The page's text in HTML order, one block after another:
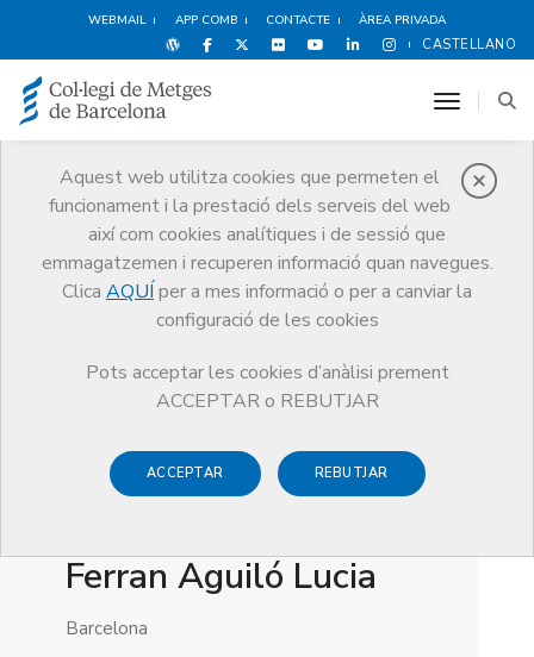
WEBMAIL APP COMB CONTACTE ÀREA PRIVADA
CASTELLANO
Aquest web utilitza cookies que permeten el
funcionament i la prestació dels serveis del web
així com cookies analítiques i de sessió que
emmagatzemen i recuperen informació quan navegues.
Clica AQUÍ per a mes informació o per a canviar la
configuració de les cookies
Pots acceptar les cookies d’anàlisi prement
ACCEPTAR o REBUTJAR
ACCEPTAR REBUTJAR
toggle
Premis
Premis Guardonat Edició 2007
Guardonat Edició 2007
Ferran Aguiló Lucia
Barcelona